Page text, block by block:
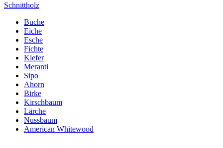
Schnittholz
Buche
Eiche
Esche
Fichte
Kiefer
Meranti
Sipo
Ahorn
Birke
Kirschbaum
Lärche
Nussbaum
American Whitewood